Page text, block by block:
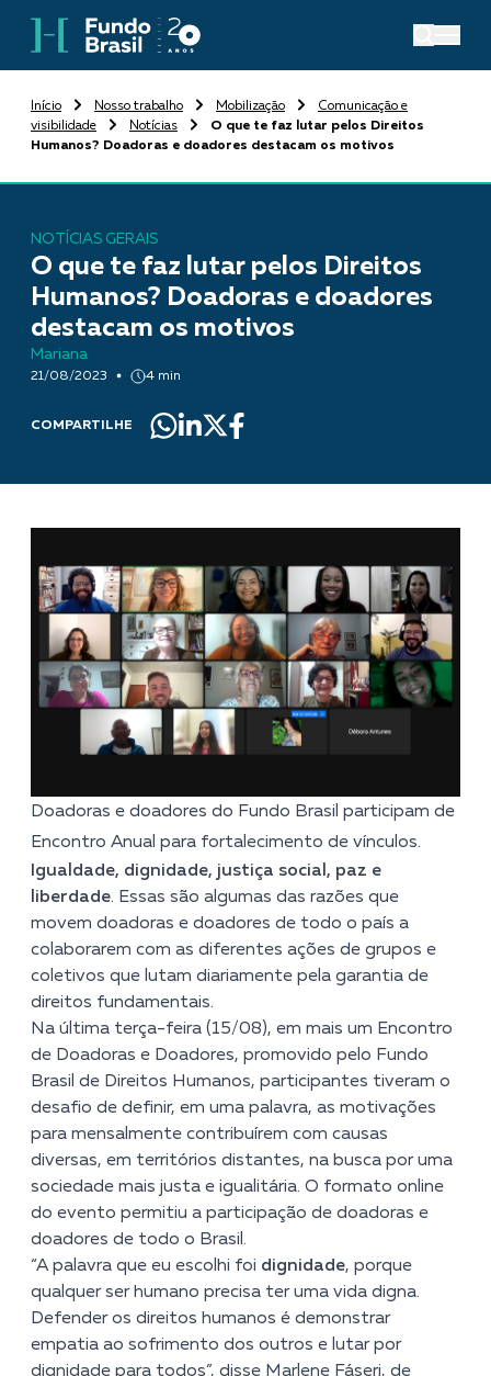
Início Nosso trabalho Mobilização
Comunicação e
visibilidade
Notícias
O que te faz lutar pelos Direitos
Humanos? Doadoras e doadores destacam os motivos
NOTÍCIAS GERAIS
O que te faz lutar pelos Direitos
Humanos? Doadoras e doadores
destacam os motivos
Mariana
21/08/2023 4 min
COMPARTILHE
Doadoras e doadores do Fundo Brasil participam de
Encontro Anual para fortalecimento de vínculos.
Igualdade, dignidade, justiça social, paz e
liberdade. Essas são algumas das razões que
movem doadoras e doadores de todo o país a
colaborarem com as diferentes ações de grupos e
coletivos que lutam diariamente pela garantia de
direitos fundamentais.
Na última terça-feira (15/08), em mais um Encontro
de Doadoras e Doadores, promovido pelo Fundo
Brasil de Direitos Humanos, participantes tiveram o
desafio de definir, em uma palavra, as motivações
para mensalmente contribuírem com causas
diversas, em territórios distantes, na busca por uma
sociedade mais justa e igualitária. O formato online
do evento permitiu a participação de doadoras e
doadores de todo o Brasil.
“A palavra que eu escolhi foi dignidade, porque
qualquer ser humano precisa ter uma vida digna.
Defender os direitos humanos é demonstrar
empatia ao sofrimento dos outros e lutar por
dignidade para todos”, disse Marlene Fáseri, de